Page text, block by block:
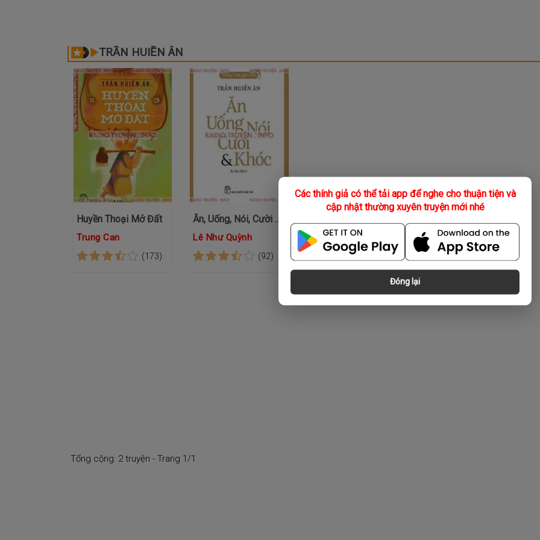
Các thính giả có thể tải app để nghe cho thuận tiện và
cập nhật thường xuyên truyện mới nhé
Đóng lại
TRẦN HUIỀN ÂN
Huyền Thoại Mở Đất
Trung Can
(173)
Ăn, Uống, Nói, Cười & Khóc
Lê Như Quỳnh
(92)
Tổng cộng: 2 truyện - Trang 1/1